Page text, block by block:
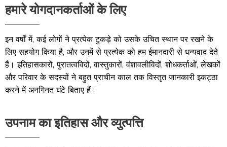
हमारे योगदानकर्ताओं के लिए
इन वर्षों में, कई लोगों ने प्रत्येक टुकड़े को उसके उचित स्थान पर रखने के
लिए सहयोग किया है, और उनमें से प्रत्येक को हम ईमानदारी से धन्यवाद देते
हैं। इतिहासकारों, पुरातत्वविदों, वास्तुकारों, वंशावलीविदों, शोधकर्ताओं, लेखकों
और परिवार के सदस्यों ने बहुत प्राचीन काल तक विस्तृत जानकारी इकट्ठा
करने में अनगिनत घंटे बिताए हैं।
उपनाम का इतिहास और व्युत्पत्ति